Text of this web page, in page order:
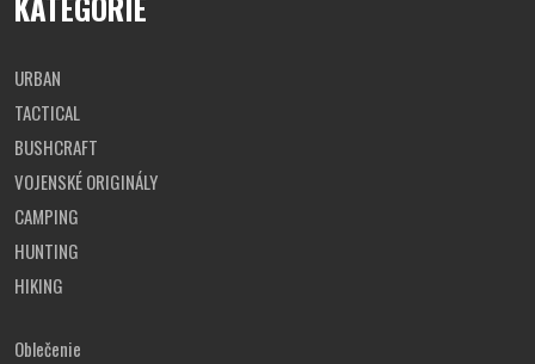
URBAN
TACTICAL
BUSHCRAFT
VOJENSKÉ ORIGINÁLY
CAMPING
HUNTING
HIKING
Oblečenie